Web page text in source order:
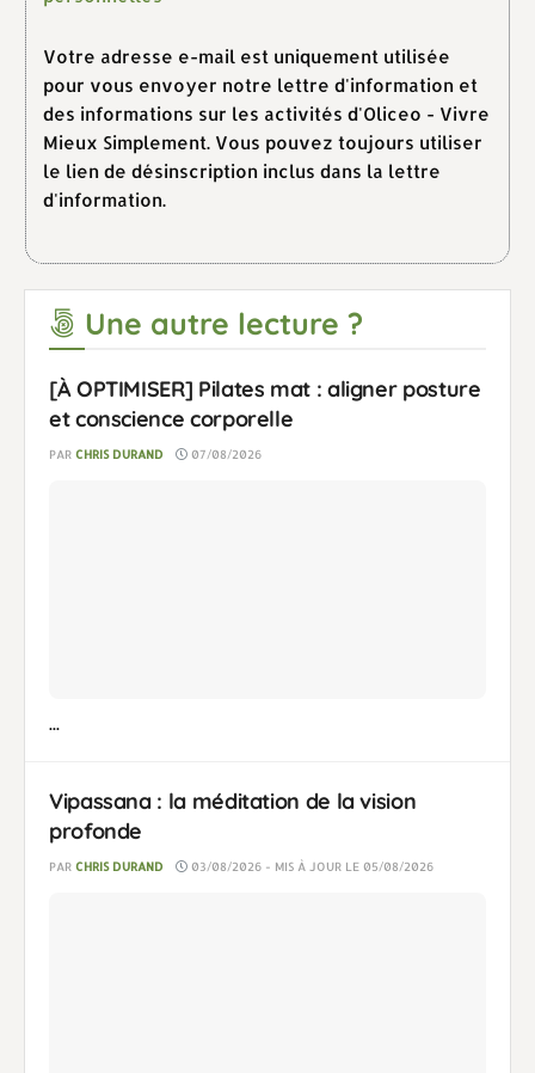
Votre adresse e-mail est uniquement utilisée
pour vous envoyer notre lettre d'information et
des informations sur les activités d'Oliceo - Vivre
Mieux Simplement. Vous pouvez toujours utiliser
le lien de désinscription inclus dans la lettre
d'information.
Une autre lecture ?
[À OPTIMISER] Pilates mat : aligner posture
et conscience corporelle
PAR CHRIS DURAND 07/08/2026
...
Vipassana : la méditation de la vision
profonde
PAR CHRIS DURAND 03/08/2026 - MIS À JOUR LE 05/08/2026